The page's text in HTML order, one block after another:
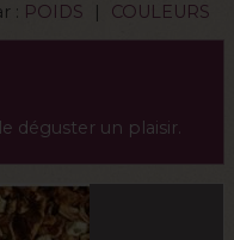
: POIDS | COULEURS
déguster un plaisir.